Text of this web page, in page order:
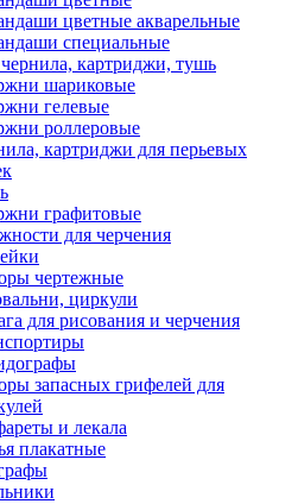
цветные акварельные
специальные
картриджи, тушь
шариковые
гелевые
роллеровые
картриджи для перьевых
графитовые
для черчения
чертежные
циркули
для рисования и черчения
запасных грифелей для
и лекала
плакатные